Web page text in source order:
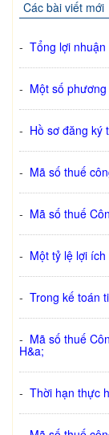
Các bài viết mới
- Tổng lợi nhuận
- Một số
- Hồ sơ đăng ký
- Mã số thuế
- Mã số thuế
- Một tỷ lệ lợi
- Trong kế toán
- Mã số thuế
H&a;
- Thời hạn thực